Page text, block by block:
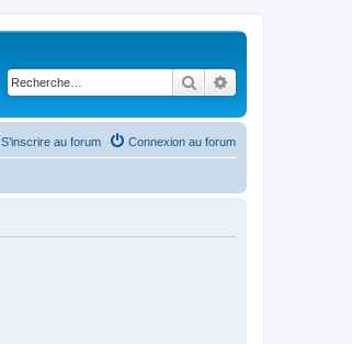
Rechercher
Connexion au forum
S’inscrire au forum